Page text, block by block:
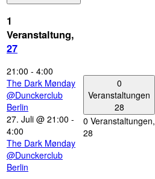
1
Veranstaltung,
27
21:00 - 4:00
The Dark Mønday
@Dunckerclub
Berlin
27. Juli @ 21:00 -
4:00
The Dark Mønday
@Dunckerclub
Berlin
0
Veranstaltungen
28
0 Veranstaltungen,
28